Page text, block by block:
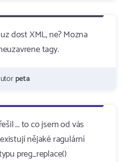
dost XML, ne? Mozna
tagy.
peta
... to co jsem od vás
nějaké ragulární
preg_replace()